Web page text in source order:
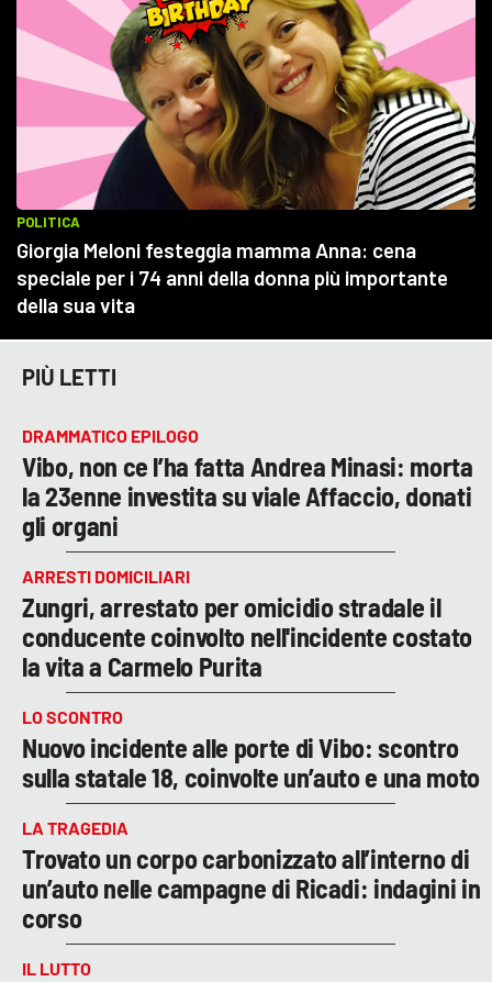
PIÙ LETTI
DRAMMATICO EPILOGO
Vibo, non ce l’ha fatta Andrea Minasi: morta
la 23enne investita su viale Affaccio, donati
gli organi
ARRESTI DOMICILIARI
Zungri, arrestato per omicidio stradale il
conducente coinvolto nell'incidente costato
la vita a Carmelo Purita
LO SCONTRO
Nuovo incidente alle porte di Vibo: scontro
sulla statale 18, coinvolte un’auto e una moto
LA TRAGEDIA
Trovato un corpo carbonizzato all’interno di
un’auto nelle campagne di Ricadi: indagini in
corso
IL LUTTO